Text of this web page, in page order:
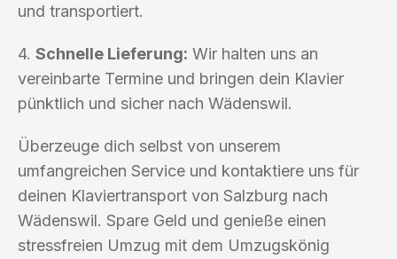
und transportiert.
4. Schnelle Lieferung: Wir halten uns an
vereinbarte Termine und bringen dein Klavier
pünktlich und sicher nach Wädenswil.
Überzeuge dich selbst von unserem
umfangreichen Service und kontaktiere uns für
deinen Klaviertransport von Salzburg nach
Wädenswil. Spare Geld und genieße einen
stressfreien Umzug mit dem Umzugskönig